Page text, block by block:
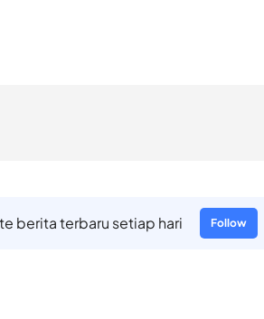
berita terbaru setiap hari Follow